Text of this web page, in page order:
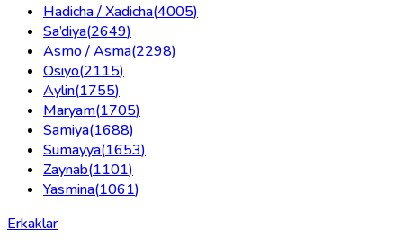
Hadicha / Xadicha(4005)
Sa’diya(2649)
Asmo / Asma(2298)
Osiyo(2115)
Aylin(1755)
Maryam(1705)
Samiya(1688)
Sumayya(1653)
Zaynab(1101)
Yasmina(1061)
Erkaklar